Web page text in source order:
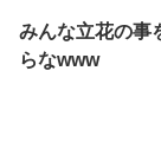
みんな立花の事
らなwww